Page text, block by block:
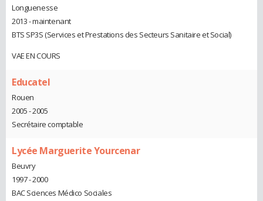
Longuenesse
2013 - maintenant
BTS SP3S (Services et Prestations des Secteurs Sanitaire et Social)
VAE EN COURS
Educatel
Rouen
2005 - 2005
Secrétaire comptable
Lycée Marguerite Yourcenar
Beuvry
1997 - 2000
BAC Sciences Médico Sociales